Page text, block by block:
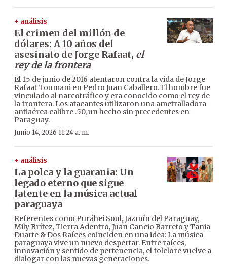
+ análisis
El crimen del millón de
dólares: A 10 años del
asesinato de Jorge Rafaat, el
rey de la frontera
El 15 de junio de 2016 atentaron contra la vida de Jorge
Rafaat Toumani en Pedro Juan Caballero. El hombre fue
vinculado al narcotráfico y era conocido como el rey de
la frontera. Los atacantes utilizaron una ametralladora
antiaérea calibre .50, un hecho sin precedentes en
Paraguay.
Junio 14, 2026 11:24 a. m.
+ análisis
La polca y la guarania: Un
legado eterno que sigue
latente en la música actual
paraguaya
Referentes como Puráhei Soul, Jazmín del Paraguay,
Mily Brítez, Tierra Adentro, Juan Cancio Barreto y Tania
Duarte & Dos Raíces coinciden en una idea: La música
paraguaya vive un nuevo despertar. Entre raíces,
innovación y sentido de pertenencia, el folclore vuelve a
dialogar con las nuevas generaciones.